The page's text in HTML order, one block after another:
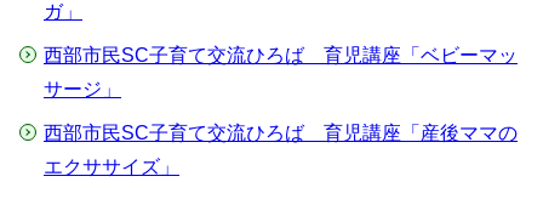
ガ」
西部市民SC子育て交流ひろば 育児講座「ベビーマッ
サージ」
西部市民SC子育て交流ひろば 育児講座「産後ママの
エクササイズ」